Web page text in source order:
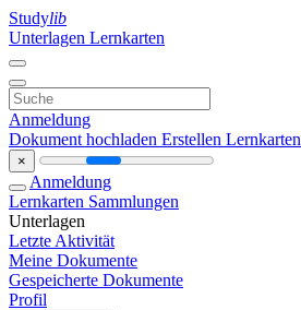
Studylib
Unterlagen Lernkarten
Anmeldung
Dokument hochladen Erstellen Lernkarten
×
Anmeldung
Lernkarten Sammlungen
Unterlagen
Letzte Aktivität
Meine Dokumente
Gespeicherte Dokumente
Profil